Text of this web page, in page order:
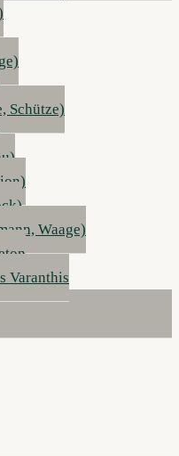
Schütze)
Waage)
Varanthis